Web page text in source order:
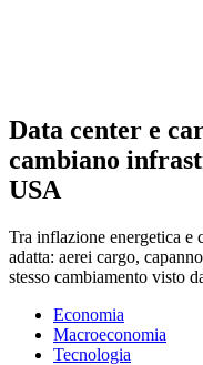
Data center e
cambiano
USA
Tra inflazione energetica e
adatta: aerei cargo,
stesso cambiamento visto
Economia
Macroeconomia
Tecnologia